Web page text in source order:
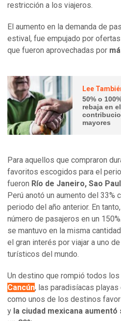
restricción a los viajeros.
El aumento en la demanda de
estival, fue empujado por
que fueron aprovechadas por
Lee
50% o
rebaja en
mayores
Para aquellos que compraron
favoritos escogidos para el
fueron Río de Janeiro, Sao
Perú anotó un aumento del 33%
periodo del año anterior. En
número de pasajeros en un
se mantuvo en la misma
el gran interés por viajar a uno
turísticos del mundo.
Un destino que rompió todos
Cancún, las paradisíacas
como unos de los destinos
y la ciudad mexicana